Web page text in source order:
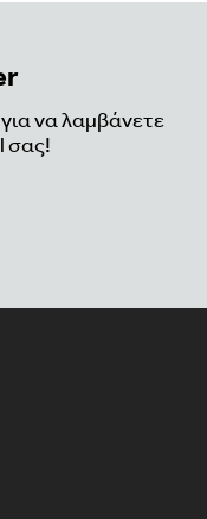
να λαμβάνετε
σας!